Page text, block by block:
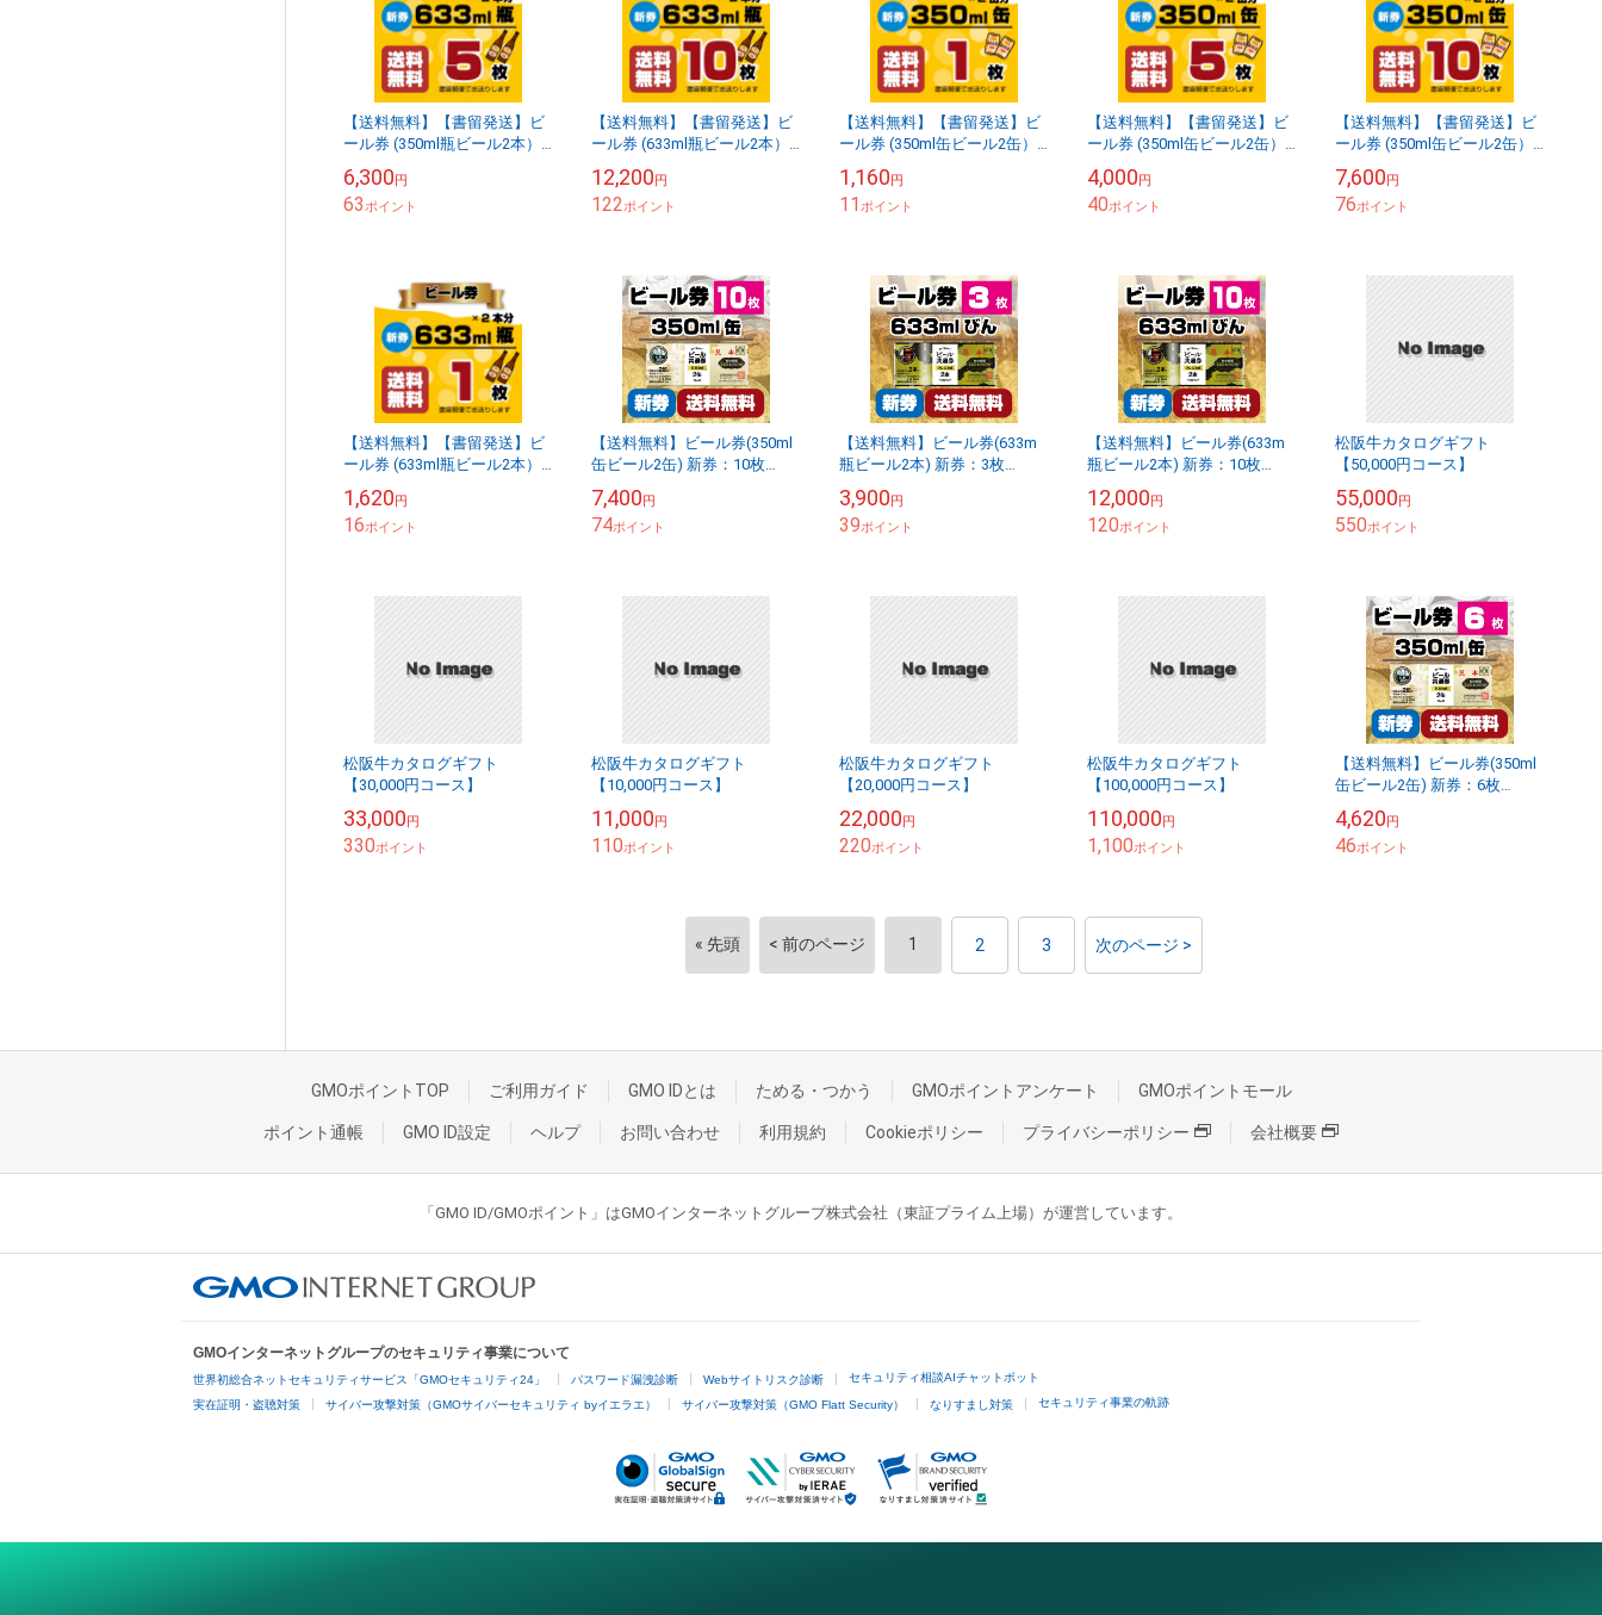
【送料無料】【書留発送】ビ
ール券 (350ml瓶ビール2本）
6,300円
63ポイント
【送料無料】【書留発送】ビ
ール券 (633ml瓶ビール2本）
12,200円
122ポイント
【送料無料】【書留発送】ビ
ール券 (350ml缶ビール2缶）
1,160円
11ポイント
【送料無料】【書留発送】ビ
ール券 (350ml缶ビール2缶）
4,000円
40ポイント
【送料無料】【書留発送】ビ
ール券 (350ml缶ビール2缶）
7,600円
76ポイント
【送料無料】【書留発送】ビ
ール券 (633ml瓶ビール2本）
1,620円
16ポイント
【送料無料】ビール券(350ml
缶ビール2缶) 新券：10枚
7,400円
74ポイント
【送料無料】ビール券(633m
瓶ビール2本) 新券：3枚
3,900円
39ポイント
【送料無料】ビール券(633m
瓶ビール2本) 新券：10枚
12,000円
120ポイント
松阪牛カタログギフト
【50,000円コース】
55,000円
550ポイント
松阪牛カタログギフト
【30,000円コース】
33,000円
330ポイント
松阪牛カタログギフト
【10,000円コース】
11,000円
110ポイント
松阪牛カタログギフト
【20,000円コース】
22,000円
220ポイント
松阪牛カタログギフト
【100,000円コース】
110,000円
1,100ポイント
【送料無料】ビール券(350ml
缶ビール2缶) 新券：6枚
4,620円
46ポイント
« 先頭 < 前のページ 1 2 3 次のページ >
GMOポイントTOP ご利用ガイド GMO IDとは ためる・つかう GMOポイントアンケート GMOポイントモール
ポイント通帳 GMO ID設定 ヘルプ お問い合わせ 利用規約 Cookieポリシー プライバシーポリシー 会社概要
「GMO ID/GMOポイント」はGMOインターネットグループ株式会社（東証プライム上場）が運営しています。
GMOインターネットグループのセキュリティ事業について
世界初総合ネットセキュリティサービス「GMOセキュリティ24」 パスワード漏洩診断 Webサイトリスク診断 セキュリティ相談AIチャットボット
実在証明・盗聴対策 サイバー攻撃対策（GMOサイバーセキュリティ byイエラエ） サイバー攻撃対策（GMO Flatt Security） なりすまし対策 セキュリティ事業の軌跡